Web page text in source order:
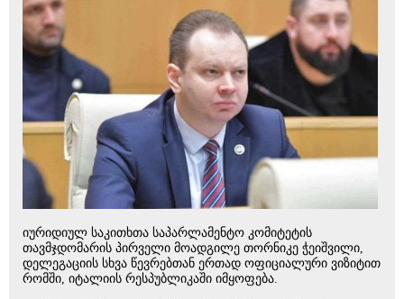
იურიდიულ საკითხთა საპარლამენტო კომიტეტის
თავმჯდომარის პირველი მოადგილე თორნიკე ჭეიშვილი,
დელეგაციის სხვა წევრებთან ერთად ოფიციალური ვიზიტით
რომში, იტალიის რესპუბლიკაში იმყოფება.